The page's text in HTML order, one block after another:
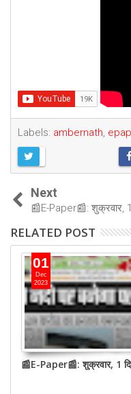
Labels: ambernath,
Next
📰E-Paper📰:
RELATED POST
01
Dec
2023
📰E-Paper📰: शुक्रवार, 1